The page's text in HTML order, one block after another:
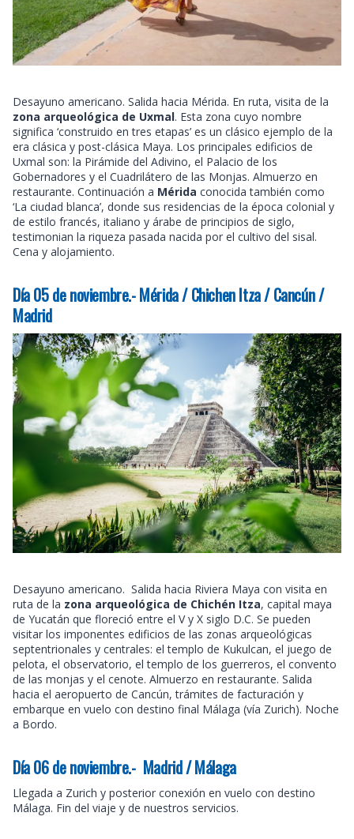
Desayuno americano. Salida hacia Mérida. En ruta, visita de la
zona arqueológica de Uxmal. Esta zona cuyo nombre
significa ‘construido en tres etapas’ es un clásico ejemplo de la
era clásica y post-clásica Maya. Los principales edificios de
Uxmal son: la Pirámide del Adivino, el Palacio de los
Gobernadores y el Cuadrilátero de las Monjas. Almuerzo en
restaurante. Continuación a Mérida conocida también como
‘La ciudad blanca’, donde sus residencias de la época colonial y
de estilo francés, italiano y árabe de principios de siglo,
testimonian la riqueza pasada nacida por el cultivo del sisal.
Cena y alojamiento.
Día 05 de noviembre.- Mérida / Chichen Itza / Cancún /
Madrid
Desayuno americano. Salida hacia Riviera Maya con visita en
ruta de la zona arqueológica de Chichén Itza, capital maya
de Yucatán que floreció entre el V y X siglo D.C. Se pueden
visitar los imponentes edificios de las zonas arqueológicas
septentrionales y centrales: el templo de Kukulcan, el juego de
pelota, el observatorio, el templo de los guerreros, el convento
de las monjas y el cenote. Almuerzo en restaurante. Salida
hacia el aeropuerto de Cancún, trámites de facturación y
embarque en vuelo con destino final Málaga (vía Zurich). Noche
a Bordo.
Día 06 de noviembre.- Madrid / Málaga
Llegada a Zurich y posterior conexión en vuelo con destino
Málaga. Fin del viaje y de nuestros servicios.